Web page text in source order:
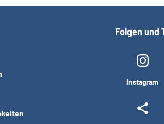
Folgen und
Instagram